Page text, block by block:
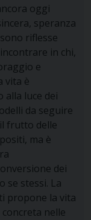
oggi
speranza
riflesse
in chi,
e
vita è
alla luce dei
da seguire
frutto delle
ma è
dei
se stessi. La
propone la vita
nelle